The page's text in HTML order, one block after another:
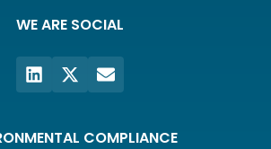
WE ARE SOCIAL
COMPLIANCE